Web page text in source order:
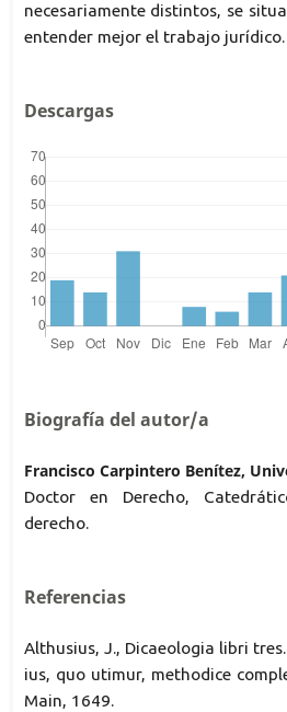
necesariamente distintos, se
entender mejor el trabajo jurídico.
Descargas
Biografía del autor/a
Francisco Carpintero Benítez,
Doctor en Derecho,
derecho.
Referencias
Althusius, J., Dicaeologia libri
ius, quo utimur, methodice
Main, 1649.